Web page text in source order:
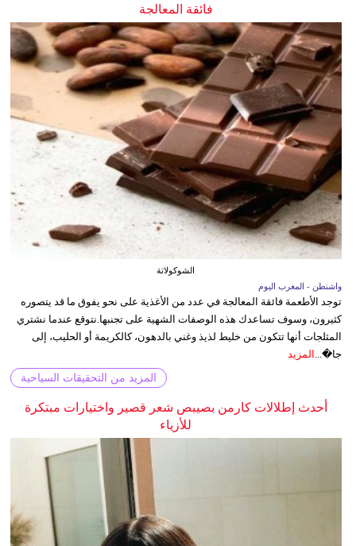
فائقة المعالجة
الشوكولاتة
واشنطن - المغرب اليوم
توجد الأطعمة فائقة المعالجة في عدد من الأغذية على نحو يفوق ما قد يتصوره
كثيرون، وسوف تساعدك هذه الوصفات الشهية على تجنبها.نتوقع عندما نشتري
المثلجات أنها تتكون من خليط لذيذ وغني بالدهون، كالكريمة أو الحليب، إلى
جا�... المزيد
المزيد من التحقيقات السياحية
أحدث إطلالات كارمن بصيبص شعر قصير واختيارات مبتكرة
للأزياء